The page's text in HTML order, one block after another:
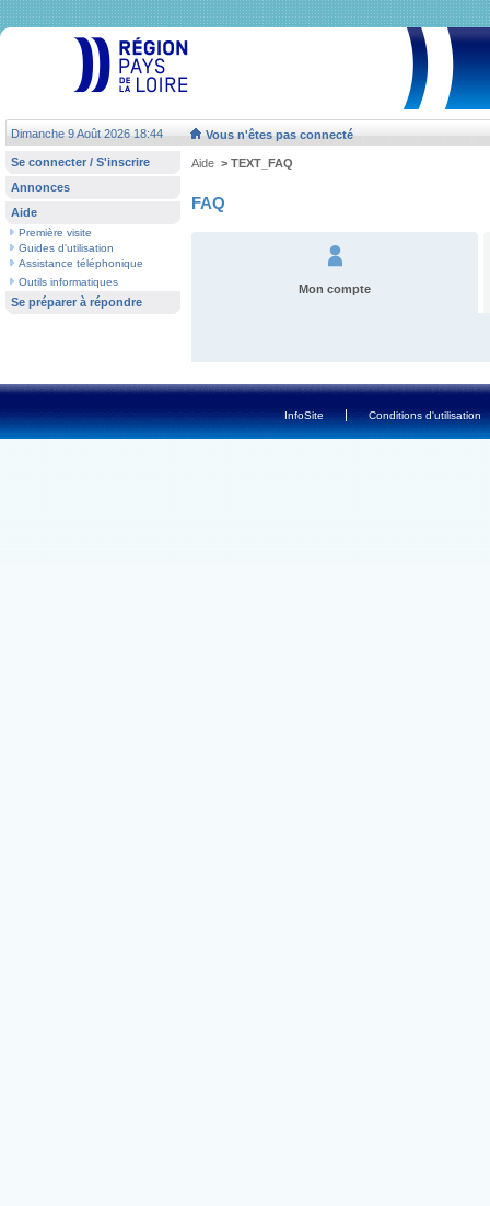
Dimanche 9 Août 2026 18:44 Vous n'êtes pas connecté
Se connecter / S'inscrire
Annonces
Aide
Première visite
Guides d'utilisation
Assistance téléphonique
Outils informatiques
Se préparer à répondre
Aide > TEXT_FAQ
FAQ
Mon compte
InfoSite - Conditions d'utilisation